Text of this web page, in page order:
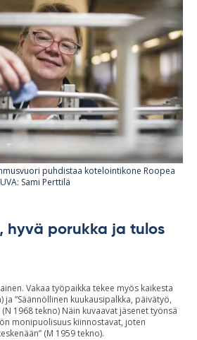
puhdistaa kotelointikone Roopea
Sami Perttilä
hyvä porukka ja tulos
Vakaa työpaikka tekee myös kaikesta
ja ”Säännöllinen kuukausipalkka, päivätyö,
1968 tekno) Näin kuvaavat jäsenet työnsä
monipuolisuus kiinnostavat, joten
(M 1959 tekno).